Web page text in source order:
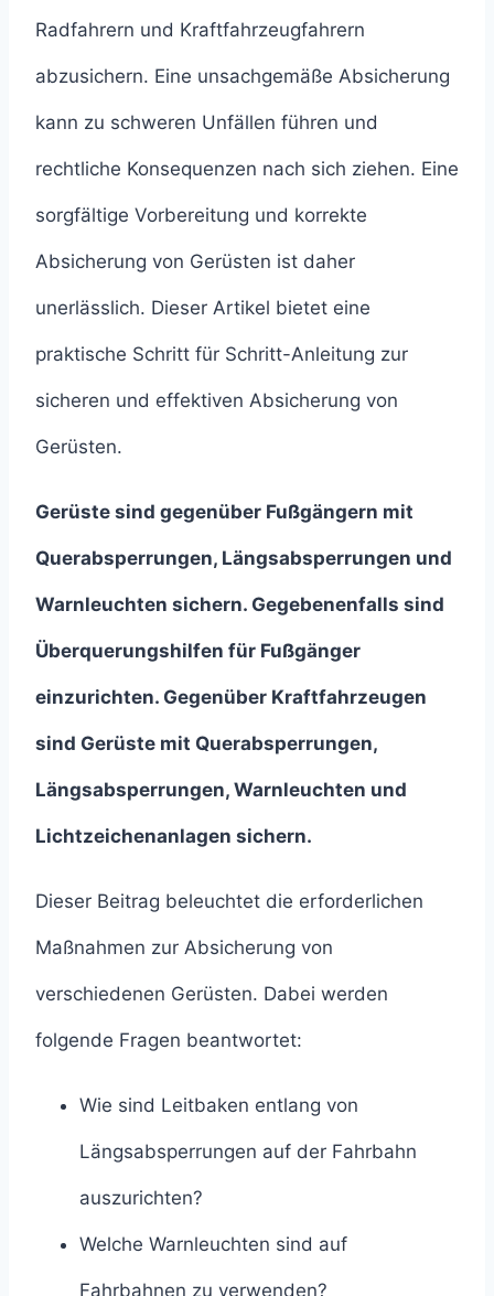
Radfahrern und Kraftfahrzeugfahrern
abzusichern. Eine unsachgemäße Absicherung
kann zu schweren Unfällen führen und
rechtliche Konsequenzen nach sich ziehen. Eine
sorgfältige Vorbereitung und korrekte
Absicherung von Gerüsten ist daher
unerlässlich. Dieser Artikel bietet eine
praktische Schritt für Schritt-Anleitung zur
sicheren und effektiven Absicherung von
Gerüsten.
Gerüste sind gegenüber Fußgängern mit
Querabsperrungen, Längsabsperrungen und
Warnleuchten sichern. Gegebenenfalls sind
Überquerungshilfen für Fußgänger
einzurichten. Gegenüber Kraftfahrzeugen
sind Gerüste mit Querabsperrungen,
Längsabsperrungen, Warnleuchten und
Lichtzeichenanlagen sichern.
Dieser Beitrag beleuchtet die erforderlichen
Maßnahmen zur Absicherung von
verschiedenen Gerüsten. Dabei werden
folgende Fragen beantwortet:
Wie sind Leitbaken entlang von
Längsabsperrungen auf der Fahrbahn
auszurichten?
Welche Warnleuchten sind auf
Fahrbahnen zu verwenden?